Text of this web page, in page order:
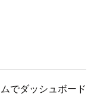
でダッシュボード